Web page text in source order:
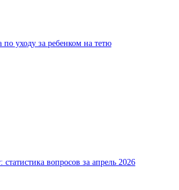
уходу за ребенком на тетю
вопросов за апрель 2026